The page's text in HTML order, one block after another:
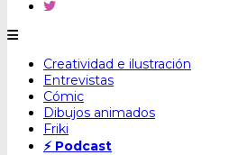
Skip
content
Creatividad e ilustración
Entrevistas
Cómic
Dibujos animados
Friki
⚡ Podcast